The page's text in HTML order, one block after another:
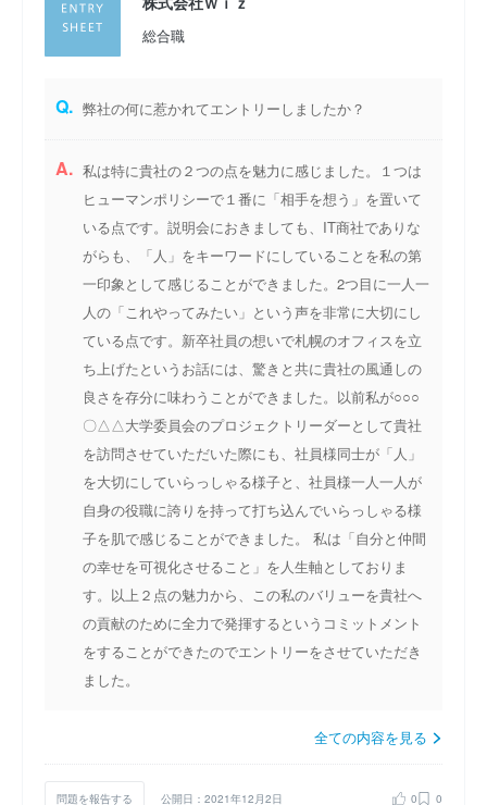
総合職
Q. 弊社の何に惹かれてエントリーしましたか？
A. 私は特に貴社の２つの点を魅力に感じました。１つは
ヒューマンポリシーで１番に「相手を想う」を置いて
いる点です。説明会におきましても、IT商社でありな
がらも、「人」をキーワードにしていることを私の第
一印象として感じることができました。2つ目に一人一
人の「これやってみたい」という声を非常に大切にし
ている点です。新卒社員の想いで札幌のオフィスを立
ち上げたというお話には、驚きと共に貴社の風通しの
良さを存分に味わうことができました。以前私が○○○
〇△△大学委員会のプロジェクトリーダーとして貴社
を訪問させていただいた際にも、社員様同士が「人」
を大切にしていらっしゃる様子と、社員様一人一人が
自身の役職に誇りを持って打ち込んでいらっしゃる様
子を肌で感じることができました。 私は「自分と仲間
の幸せを可視化させること」を人生軸としておりま
す。以上２点の魅力から、この私のバリューを貴社へ
の貢献のために全力で発揮するというコミットメント
をすることができたのでエントリーをさせていただき
ました。
全ての内容を見る
問題を報告する 公開日：2021年12月2日 0 0